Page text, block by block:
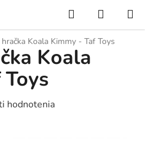
Hľadať
KOŠÍK
Koala Kimmy - Taf Toys
Koala
hodnotenia